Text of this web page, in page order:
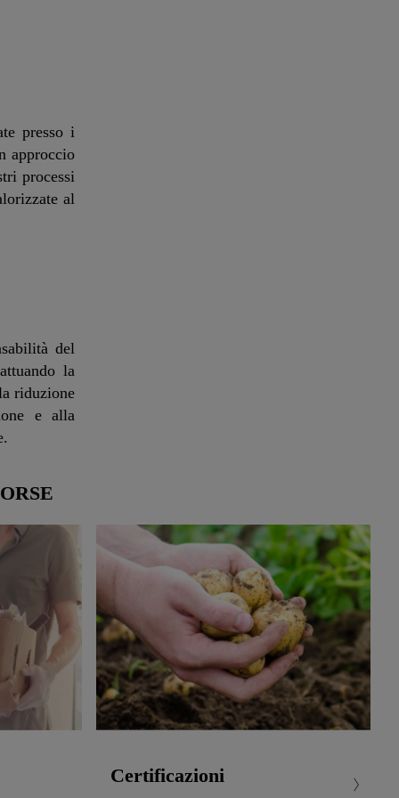
presso i
approccio
processi
al
del
la
riduzione
e alla
Certificazioni